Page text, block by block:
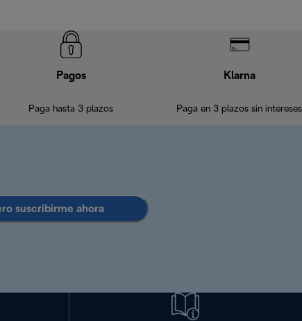
Pagos
Paga hasta 3 plazos
Klarna
Paga en 3 plazos sin intereses
suscribirme ahora